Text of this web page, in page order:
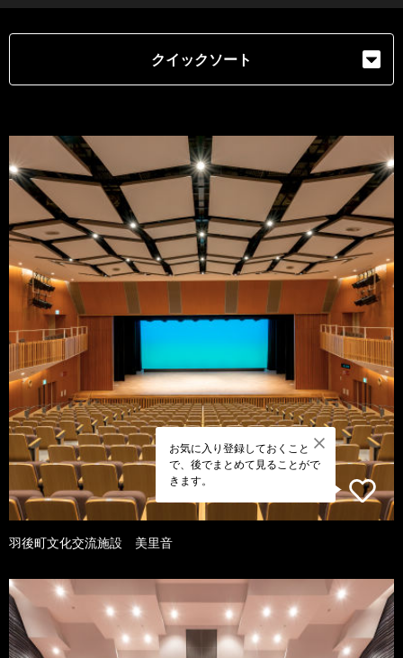
クイックソート
お気に入り登録しておくこと
で、後でまとめて見ることがで
きます。
羽後町文化交流施設 美里音